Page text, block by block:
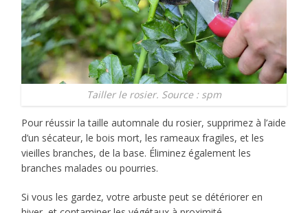
Tailler le rosier. Source : spm
Pour réussir la taille automnale du rosier, supprimez à l’aide
d’un sécateur, le bois mort, les rameaux fragiles, et les
vieilles branches, de la base. Éliminez également les
branches malades ou pourries.
Si vous les gardez, votre arbuste peut se détériorer en